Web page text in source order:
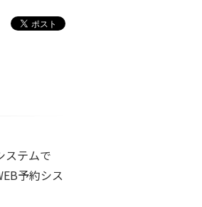
ステムで
予約シス